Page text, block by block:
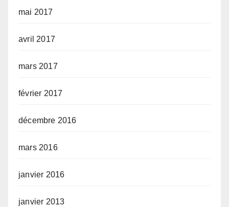
mai 2017
avril 2017
mars 2017
février 2017
décembre 2016
mars 2016
janvier 2016
janvier 2013